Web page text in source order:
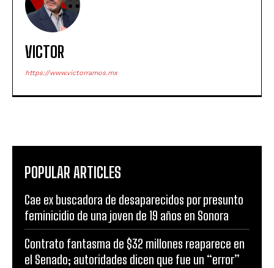
VICTOR
https://www.victorramos.mx
POPULAR ARTICLES
Cae ex buscadora de desaparecidos por presunto
feminicidio de una joven de 19 años en Sonora
Contrato fantasma de $32 millones reaparece en
el Senado; autoridades dicen que fue un “error”